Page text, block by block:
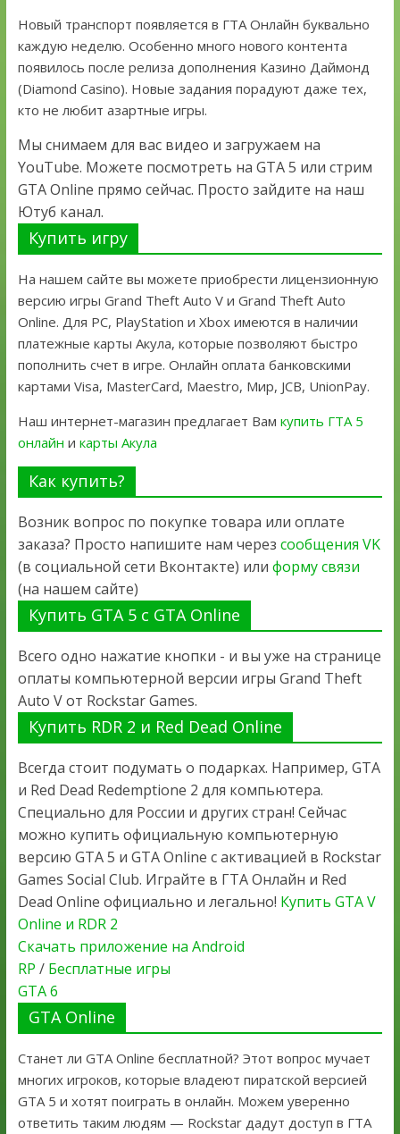
Новый транспорт появляется в ГТА Онлайн буквально
каждую неделю. Особенно много нового контента
появилось после релиза дополнения Казино Даймонд
(Diamond Casino). Новые задания порадуют даже тех,
кто не любит азартные игры.
Мы снимаем для вас видео и загружаем на
YouTube. Можете посмотреть на GTA 5 или стрим
GTA Online прямо сейчас. Просто зайдите на наш
Ютуб канал.
Купить игру
На нашем сайте вы можете приобрести лицензионную
версию игры Grand Theft Auto V и Grand Theft Auto
Online. Для PC, PlayStation и Xbox имеются в наличии
платежные карты Акула, которые позволяют быстро
пополнить счет в игре. Онлайн оплата банковскими
картами Visa, MasterCard, Maestro, Мир, JCB, UnionPay.
Наш интернет-магазин предлагает Вам купить ГТА 5
онлайн и карты Акула
Как купить?
Возник вопрос по покупке товара или оплате
заказа? Просто напишите нам через сообщения VK
(в социальной сети Вконтакте) или форму связи
(на нашем сайте)
Купить GTA 5 с GTA Online
Всего одно нажатие кнопки - и вы уже на странице
оплаты компьютерной версии игры Grand Theft
Auto V от Rockstar Games.
Купить RDR 2 и Red Dead Online
Всегда стоит подумать о подарках. Например, GTA
и Red Dead Redemptione 2 для компьютера.
Специально для России и других стран! Сейчас
можно купить официальную компьютерную
версию GTA 5 и GTA Online с активацией в Rockstar
Games Social Club. Играйте в ГТА Онлайн и Red
Dead Online официально и легально! Купить GTA V
Online и RDR 2
Скачать приложение на Android
RP / Бесплатные игры
GTA 6
GTA Online
Станет ли GTA Online бесплатной? Этот вопрос мучает
многих игроков, которые владеют пиратской версией
GTA 5 и хотят поиграть в онлайн. Можем уверенно
ответить таким людям — Rockstar дадут доступ в ГТА